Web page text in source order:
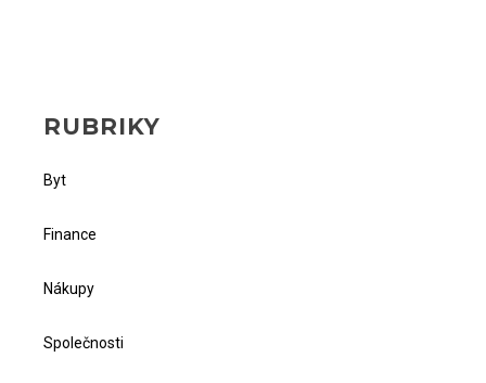
RUBRIKY
Byt
Finance
Nákupy
Společnosti